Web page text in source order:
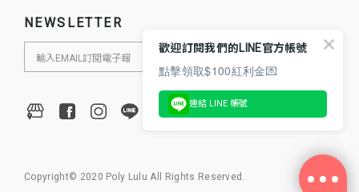
NEWSLETTER
Copyright© 2020 Poly Lulu All Rights Reserved.
歡迎訂閱我們的LINE官方帳號
點擊領取$100紅利金💌
連結 LINE 帳號